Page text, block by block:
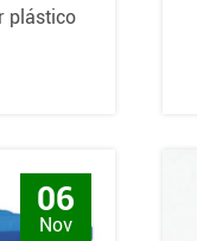
plástico
06
Nov